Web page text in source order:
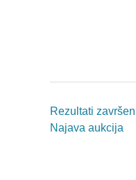
Rezultati
Najava aukcija